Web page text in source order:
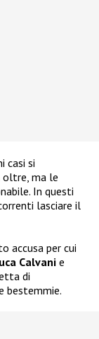
casi si
oltre, ma le
In questi
lasciare il
accusa per cui
Calvani e
di
bestemmie.